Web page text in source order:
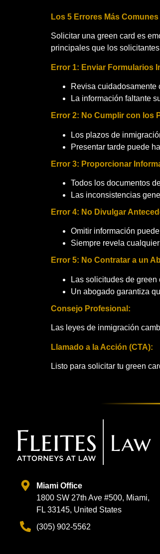
Los 5 Errores Más
Solicitar una green card es
principales que los
Error 1: Enviar Formularios
Revisa cuidadosamente
La información faltante
Error 2: No Cumplir con los
Los plazos de
Presentar tarde puede
Error 3: Proporcionar
Todos los documentos
Las inconsistencias
Error 4: No Divulgar
Omitir información
Siempre revela
Error 5: No Contratar a un
Las solicitudes de
Un abogado garantiza
Consejo Profesional:
Las leyes de inmigración
Llamado a la Acción (CTA):
Listo para solicitar tu green
Miami Office
1800 SW 27th Ave #500, Miami,
FL 33145, United States
(305) 902-5562